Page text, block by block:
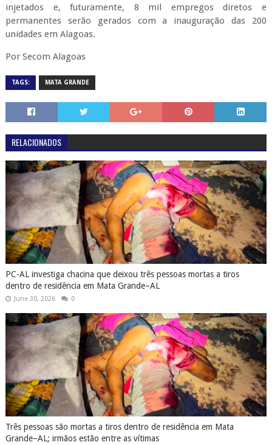
injetados e, futuramente, 8 mil empregos diretos e
permanentes serão gerados com a inauguração das 200
unidades em Alagoas.
Por Secom Alagoas
TAGS: MATA GRANDE
RELACIONADOS
PC-AL investiga chacina que deixou três pessoas mortas a tiros
dentro de residência em Mata Grande–AL
June 30, 2026 0
Três pessoas são mortas a tiros dentro de residência em Mata
Grande–AL; irmãos estão entre as vítimas